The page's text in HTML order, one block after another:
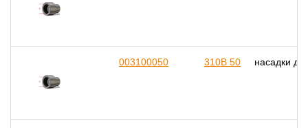
003100050 310B 50 насадки